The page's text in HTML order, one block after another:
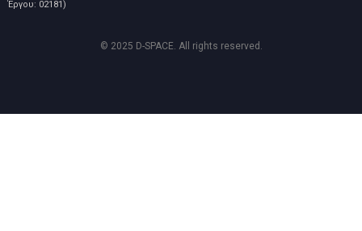
Έργου: 02181)
© 2025 D-SPACE. All rights reserved.